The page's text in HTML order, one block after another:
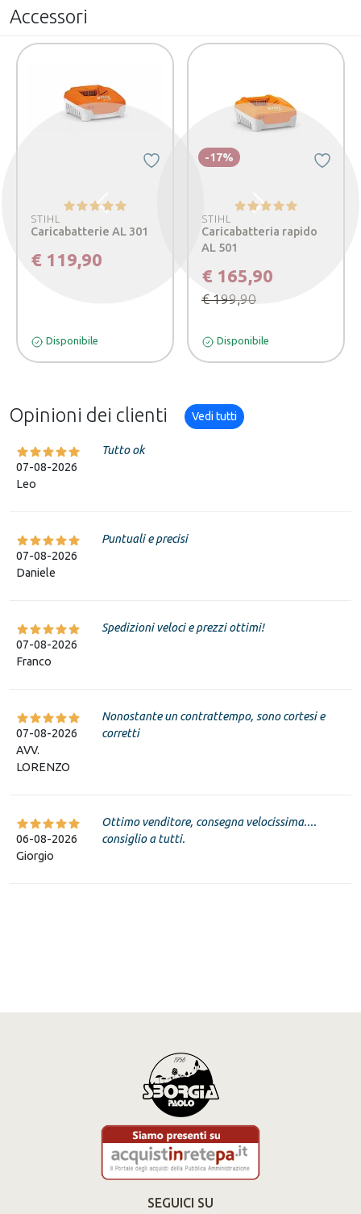
Accessori
STIHL
Caricabatterie AL 301
€ 119,90
Disponibile
STIHL
Caricabatteria rapido
AL 501
€ 165,90
€ 199,90
-17%
Disponibile
Precedente Successivo
Opinioni dei clienti Vedi tutti
07-08-2026
Leo
Tutto ok
07-08-2026
Daniele
Puntuali e precisi
07-08-2026
Franco
Spedizioni veloci e prezzi ottimi!
07-08-2026
AVV.
LORENZO
Nonostante un contrattempo, sono cortesi e
corretti
06-08-2026
Giorgio
Ottimo venditore, consegna velocissima....
consiglio a tutti.
SEGUICI SU